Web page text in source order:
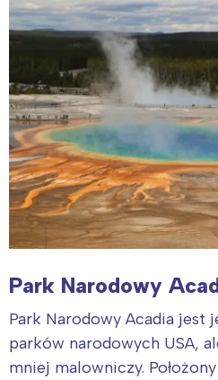
Park Narodowy
Park Narodowy Acadia jest
parków narodowych USA,
mniej malowniczy.